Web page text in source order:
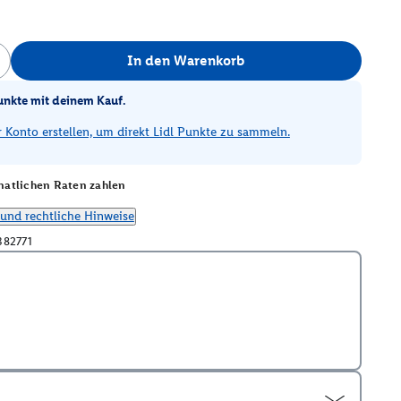
In den Warenkorb
mit deinem Kauf.
Konto erstellen, um direkt Lidl Punkte zu sammeln.
Raten zahlen
rechtliche Hinweise